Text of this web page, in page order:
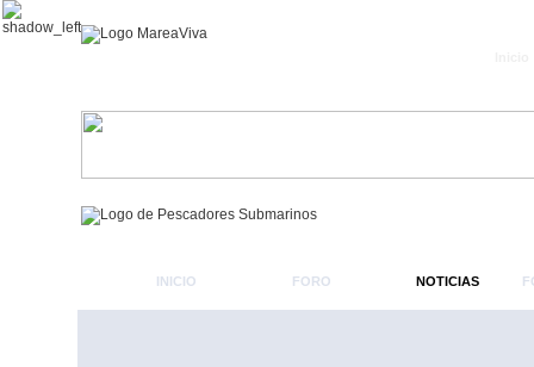
INICIO FORO NOTICIAS